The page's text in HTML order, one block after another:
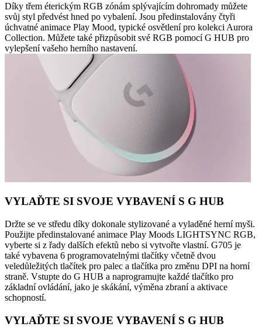
Díky třem éterickým RGB zónám splývajícím dohromady můžete
svůj styl předvést hned po vybalení. Jsou předinstalovány čtyři
úchvatné animace Play Mood, typické osvětlení pro kolekci Aurora
Collection. Můžete také přizpůsobit své RGB pomocí G HUB pro
vylepšení vašeho herního nastavení.
VYLAĎTE SI SVOJE VYBAVENÍ S G HUB
Držte se ve středu díky dokonale stylizované a vyladěné herní myši.
Použijte předinstalované animace Play Moods LIGHTSYNC RGB,
vyberte si z řady dalších efektů nebo si vytvořte vlastní. G705 je
také vybavena 6 programovatelnými tlačítky včetně dvou
veledůležitých tlačítek pro palec a tlačítka pro změnu DPI na horní
straně. Vstupte do G HUB a naprogramujte každé tlačítko pro
základní ovládání, jako je skákání, výměna zbraní a aktivace
schopností.
VYLAĎTE SI SVOJE VYBAVENÍ S G HUB